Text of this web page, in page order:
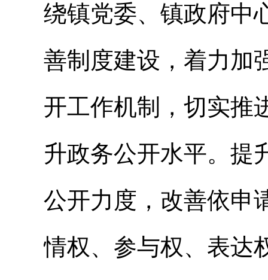
绕镇党委、镇政府中
善制度建设，着力加
开工作机制，切实推
升政务公开水平。提
公开力度，改善依申
情权、参与权、表达